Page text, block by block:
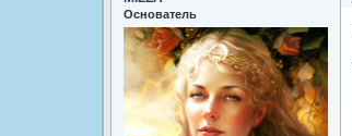
Основатель